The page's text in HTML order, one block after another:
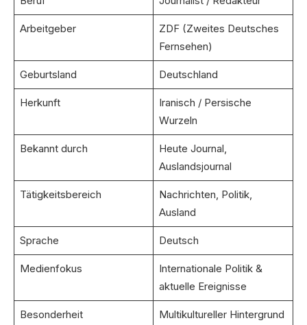
Arbeitgeber
ZDF (Zweites Deutsches
Fernsehen)
Geburtsland Deutschland
Herkunft
Iranisch / Persische
Wurzeln
Bekannt durch
Heute Journal,
Auslandsjournal
Tätigkeitsbereich
Nachrichten, Politik,
Ausland
Sprache Deutsch
Medienfokus
Internationale Politik &
aktuelle Ereignisse
Besonderheit
Multikultureller Hintergrund